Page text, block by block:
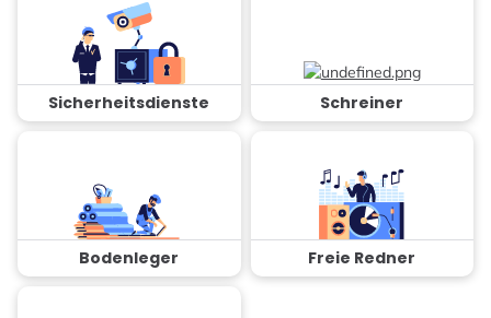
Sicherheitsdienste Schreiner
Bodenleger Freie Redner